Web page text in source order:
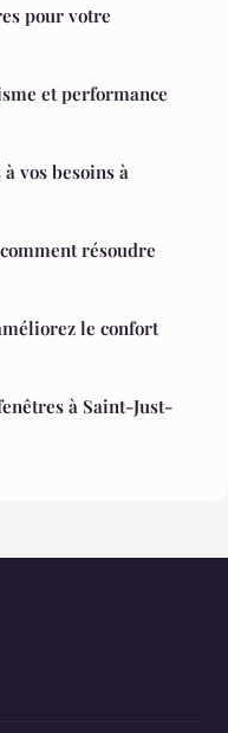
pour votre
et performance
vos besoins à
résoudre
le confort
à Saint-Just-